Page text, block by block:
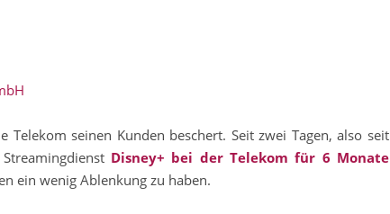
Telekom seinen Kunden beschert. Seit zwei Tagen, also seit
Disney+ bei der Telekom für 6 Monate
ein wenig Ablenkung zu haben.